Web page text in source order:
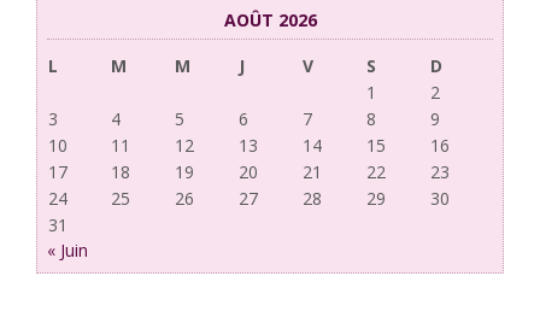
AOÛT 2026
L
M M J V S
D
1
2
3
4 5 6 7 8
9
10
11 12 13 14 15
16
17
18 19 20 21 22
23
24
25 26 27 28 29
30
31
« Juin